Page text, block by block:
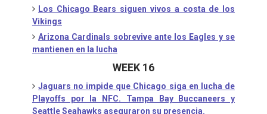
Los Chicago Bears siguen vivos a costa de los
Vikings
Arizona Cardinals sobrevive ante los Eagles y se
mantienen en la lucha
WEEK 16
Jaguars no impide que Chicago siga en lucha de
Playoffs por la NFC. Tampa Bay Buccaneers y
Seattle Seahawks aseguraron su presencia.